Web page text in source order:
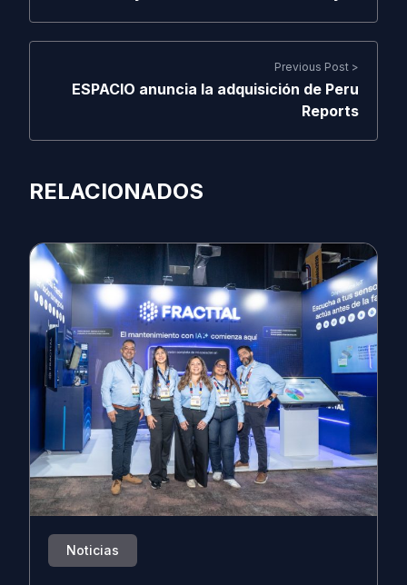
Previous Post >
ESPACIO anuncia la adquisición de Peru
Reports
RELACIONADOS
Noticias